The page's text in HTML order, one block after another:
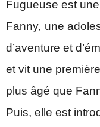
Fugueuse est
Fanny, une
d’aventure et
et vit une
plus âgé que
Puis, elle est